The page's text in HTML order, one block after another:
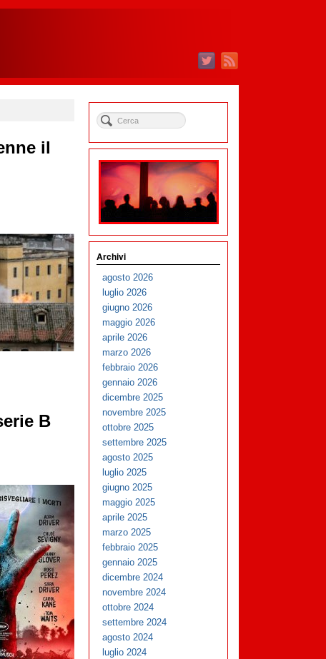
il
B
Archivi
agosto 2026
luglio 2026
giugno 2026
maggio 2026
aprile 2026
marzo 2026
febbraio 2026
gennaio 2026
dicembre 2025
novembre 2025
ottobre 2025
settembre 2025
agosto 2025
luglio 2025
giugno 2025
maggio 2025
aprile 2025
marzo 2025
febbraio 2025
gennaio 2025
dicembre 2024
novembre 2024
ottobre 2024
settembre 2024
agosto 2024
luglio 2024